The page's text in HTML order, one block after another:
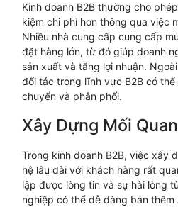
Kinh doanh B2B thường cho
kiệm chi phí hơn thông qua việc
Nhiều nhà cung cấp cung cấp
đặt hàng lớn, từ đó giúp doanh
sản xuất và tăng lợi nhuận.
đối tác trong lĩnh vực B2B có
chuyển và phân phối.
Xây Dựng Mối
Trong kinh doanh B2B, việc xây
hệ lâu dài với khách hàng rất
lập được lòng tin và sự hài lòng
nghiệp có thể dễ dàng bán thêm